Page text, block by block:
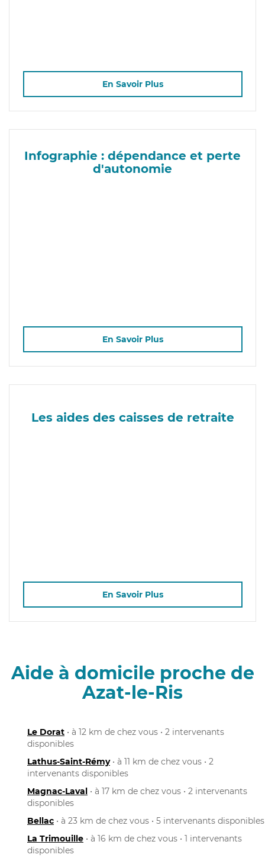
En Savoir Plus
Infographie : dépendance et perte
d'autonomie
En Savoir Plus
Les aides des caisses de retraite
En Savoir Plus
Aide à domicile proche de
Azat-le-Ris
Le Dorat • à 12 km de chez vous • 2 intervenants
disponibles
Lathus-Saint-Rémy• à 11 km de chez vous • 2
intervenants disponibles
Magnac-Laval • à 17 km de chez vous • 2 intervenants
disponibles
Bellac • à 23 km de chez vous • 5 intervenants disponibles
La Trimouille • à 16 km de chez vous • 1 intervenants
disponibles